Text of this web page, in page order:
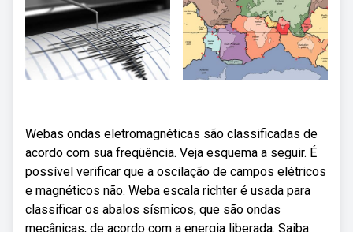
Webas ondas eletromagnéticas são classificadas de
acordo com sua freqüência. Veja esquema a seguir. É
possível verificar que a oscilação de campos elétricos
e magnéticos não. Weba escala richter é usada para
classificar os abalos sísmicos, que são ondas
mecânicas, de acordo com a energia liberada. Saiba